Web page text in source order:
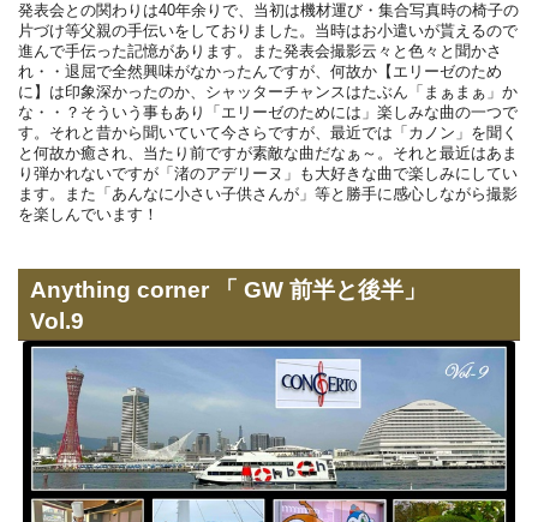
発表会との関わりは40年余りで、当初は機材運び・集合写真時の椅子の
片づけ等父親の手伝いをしておりました。当時はお小遣いが貰えるので
進んで手伝った記憶があります。また発表会撮影云々と色々と聞かさ
れ・・退屈で全然興味がなかったんですが、何故か【エリーゼのため
に】は印象深かったのか、シャッターチャンスはたぶん「まぁまぁ」か
な・・？そういう事もあり「エリーゼのためには」楽しみな曲の一つで
す。それと昔から聞いていて今さらですが、最近では「カノン」を聞く
と何故か癒され、当たり前ですが素敵な曲だなぁ～。それと最近はあま
り弾かれないですが「渚のアデリーヌ」も大好きな曲で楽しみにしてい
ます。また「あんなに小さい子供さんが」等と勝手に感心しながら撮影
を楽しんでいます！
Anything corner 「 GW 前半と後半」
Vol.9